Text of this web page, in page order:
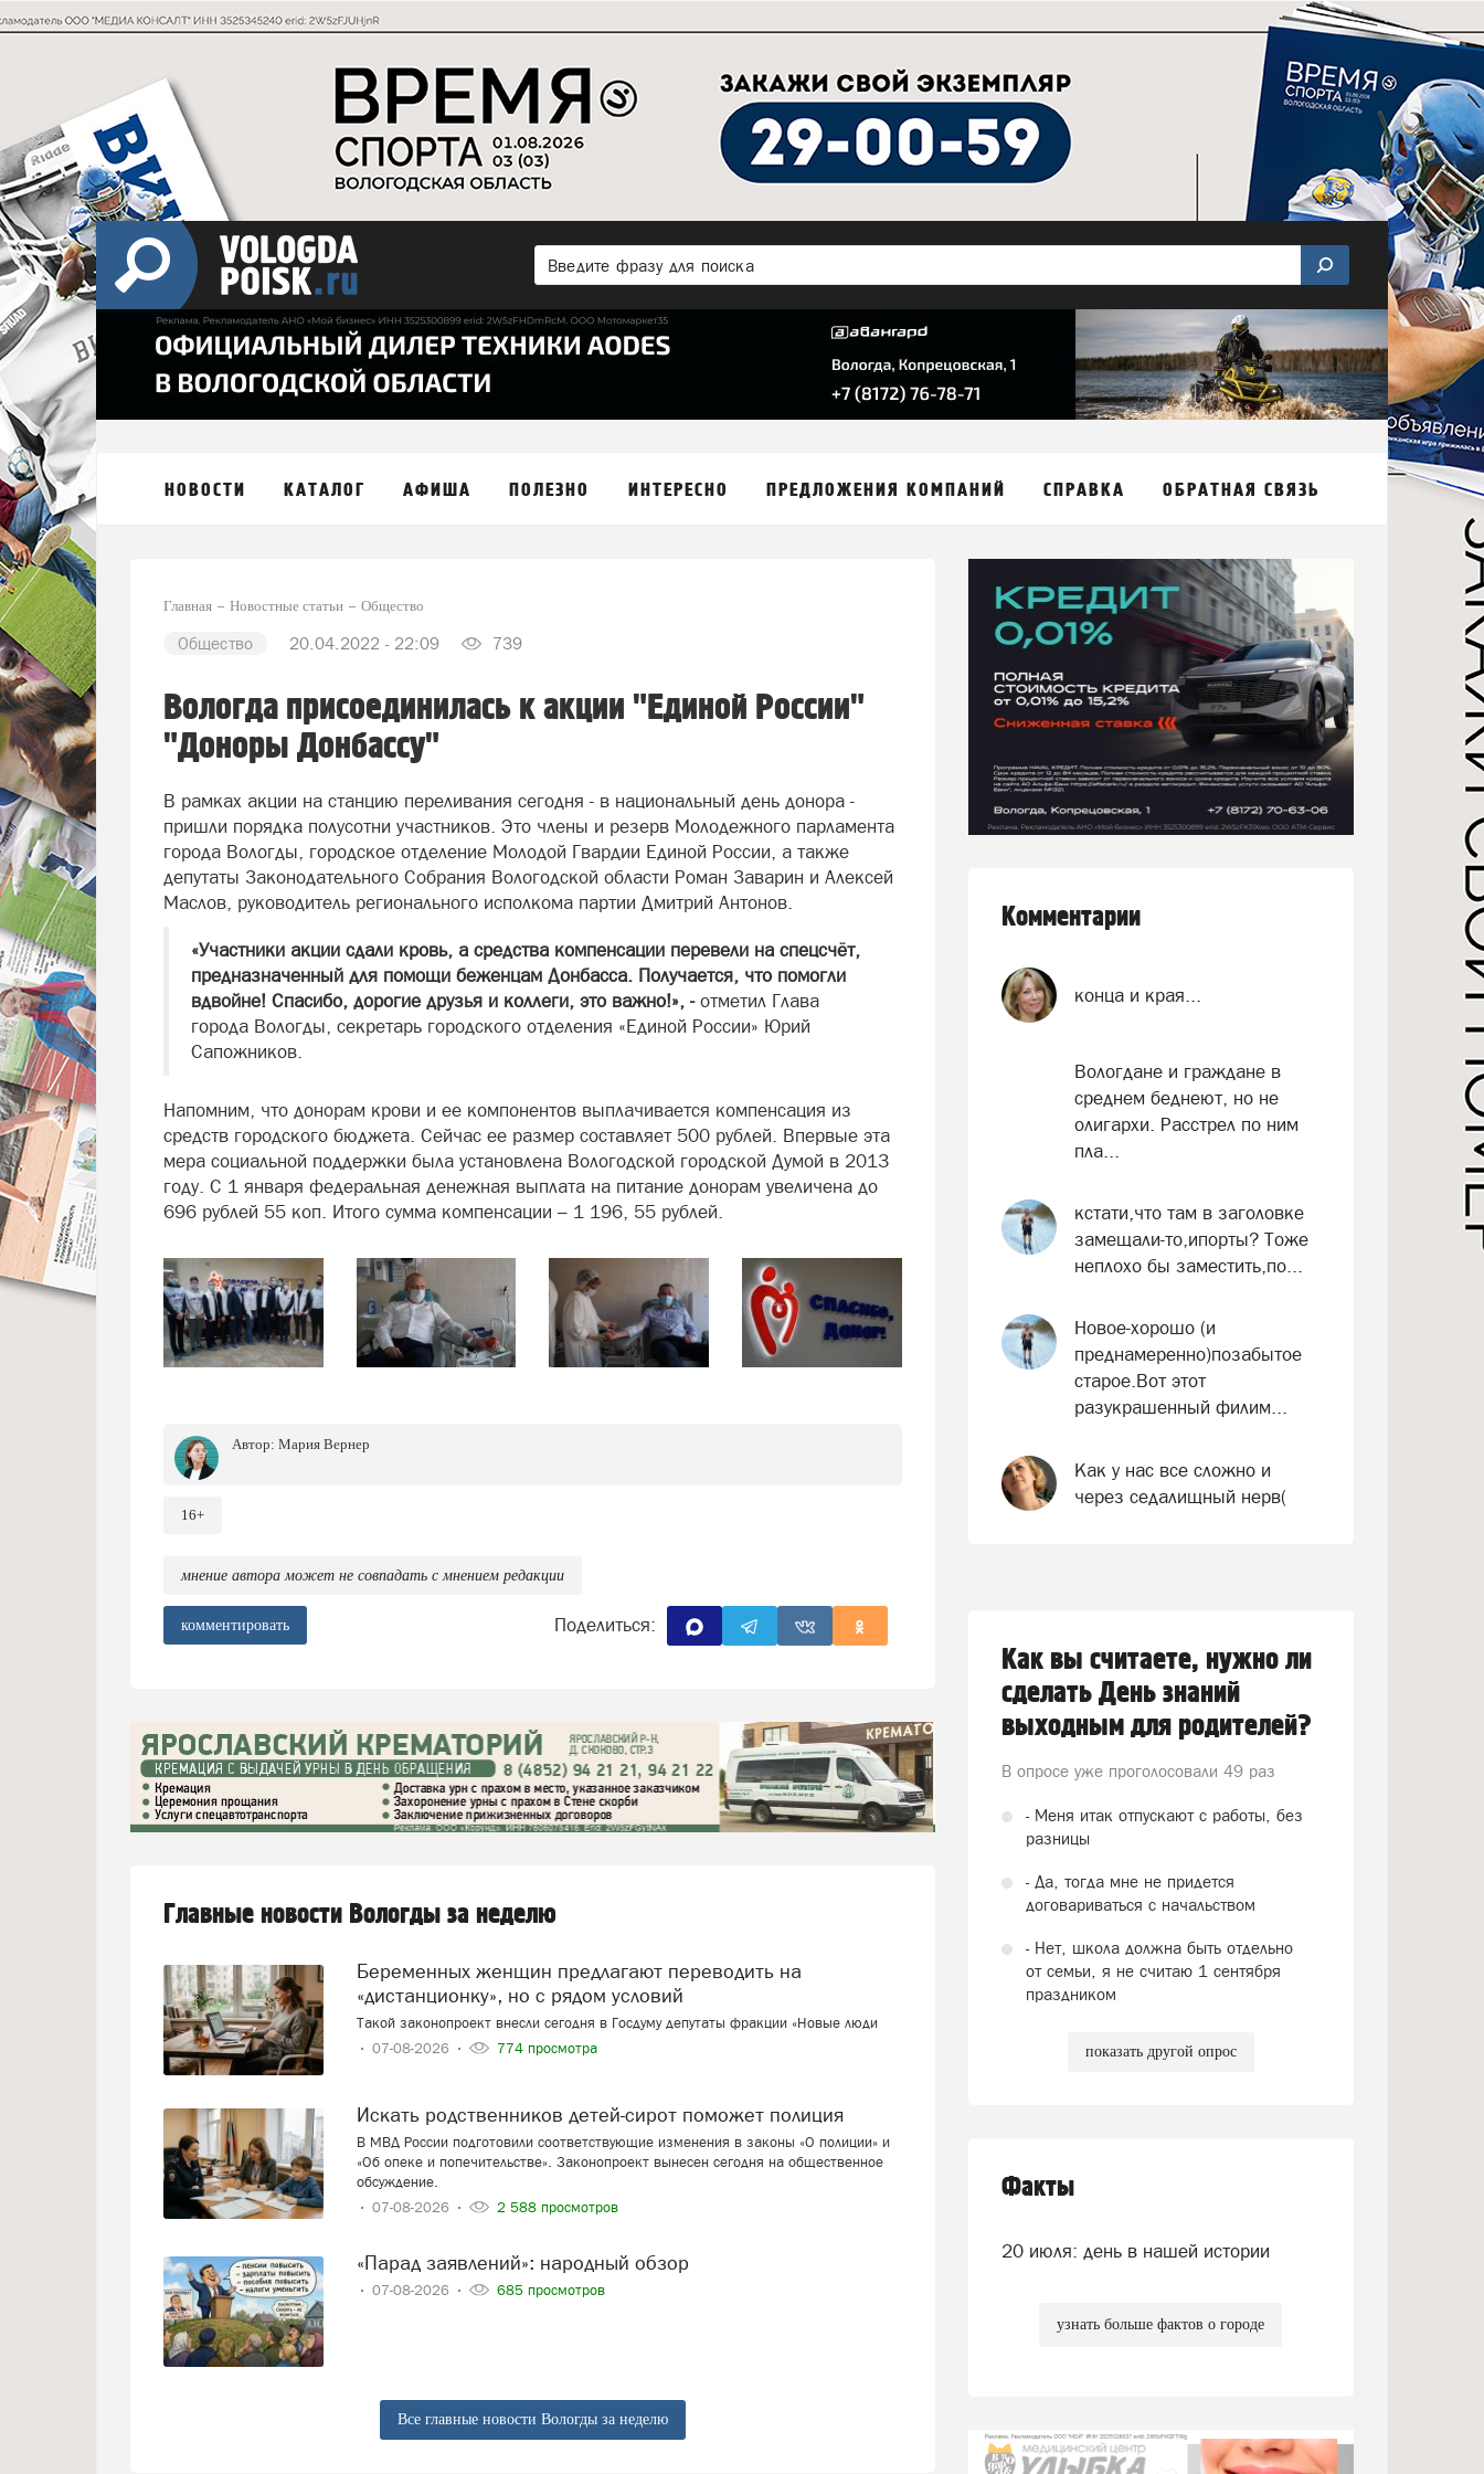
НОВОСТИ КАТАЛОГ АФИША ПОЛЕЗНО ИНТЕРЕСНО ПРЕДЛОЖЕНИЯ КОМПАНИЙ СПРАВКА ОБРАТНАЯ СВЯЗЬ
Главная Новостные статьи Общество
Общество 20.04.2022 - 22:09 739
Вологда присоединилась к акции "Единой России"
"Доноры Донбассу"
В рамках акции на станцию переливания сегодня - в национальный день донора -
пришли порядка полусотни участников. Это члены и резерв Молодежного парламента
города Вологды, городское отделение Молодой Гвардии Единой России, а также
депутаты Законодательного Собрания Вологодской области Роман Заварин и Алексей
Маслов, руководитель регионального исполкома партии Дмитрий Антонов.
«Участники акции сдали кровь, а средства компенсации перевели на спецсчёт,
предназначенный для помощи беженцам Донбасса. Получается, что помогли
вдвойне! Спасибо, дорогие друзья и коллеги, это важно!», - отметил Глава
города Вологды, секретарь городского отделения «Единой России» Юрий
Сапожников.
Напомним, что донорам крови и ее компонентов выплачивается компенсация из
средств городского бюджета. Сейчас ее размер составляет 500 рублей. Впервые эта
мера социальной поддержки была установлена Вологодской городской Думой в 2013
году. С 1 января федеральная денежная выплата на питание донорам увеличена до
696 рублей 55 коп. Итого сумма компенсации – 1 196, 55 рублей.
Автор: Мария Вернер
16+
мнение автора может не совпадать с мнением редакции
комментировать Поделиться:
Главные новости Вологды за неделю
Беременных женщин предлагают переводить на
«дистанционку», но с рядом условий
Такой законопроект внесли сегодня в Госдуму депутаты фракции «Новые люди
07-08-2026
774 просмотра
Искать родственников детей-сирот поможет полиция
В МВД России подготовили соответствующие изменения в законы «О полиции» и
«Об опеке и попечительстве». Законопроект вынесен сегодня на общественное
обсуждение.
07-08-2026
2 588 просмотров
«Парад заявлений»: народный обзор
07-08-2026 685 просмотров
Все главные новости Вологды за неделю
Комментарии
конца и края...
Вологдане и граждане в
среднем беднеют, но не
олигархи. Расстрел по ним
пла...
кстати,что там в заголовке
замещали-то,ипорты? Тоже
неплохо бы заместить,по...
Новое-хорошо (и
преднамеренно)позабытое
старое.Вот этот
разукрашенный филим...
Как у нас все сложно и
через седалищный нерв(
Как вы считаете, нужно ли
сделать День знаний
выходным для родителей?
В опросе уже проголосовали 49 раз
- Меня итак отпускают с работы, без
разницы
- Да, тогда мне не придется
договариваться с начальством
- Нет, школа должна быть отдельно
от семьи, я не считаю 1 сентября
праздником
показать другой опрос
Факты
20 июля: день в нашей истории
узнать больше фактов о городе